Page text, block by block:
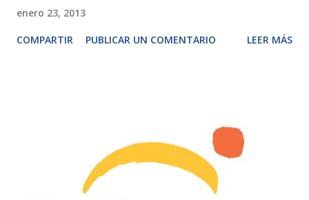
enero 23, 2013
COMPARTIR PUBLICAR UN COMENTARIO LEER MÁS